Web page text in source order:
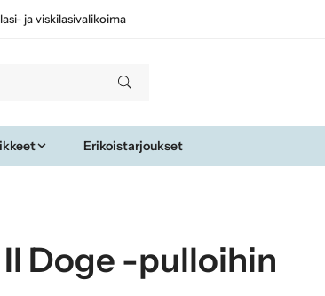
ja viskilasivalikoima
Erikoistarjoukset
Doge -pulloihin